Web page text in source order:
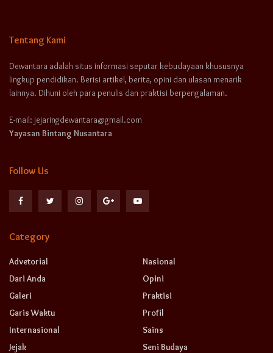
Tentang Kami
Dewantara adalah situs informasi seputar kebudayaan khususnya
lingkup pendidikan. Berisi artikel, berita, opini dan ulasan menarik
lainnya. Dihuni oleh para penulis dan praktisi berpengalaman.
E-mail: jejaringdewantara@gmail.com
Yayasan Bintang Nusantara
Follow Us
Category
Advetorial
Dari Anda
Galeri
Garis Waktu
Internasional
Jejak
Nasional
Opini
Praktisi
Profil
Sains
Seni Budaya